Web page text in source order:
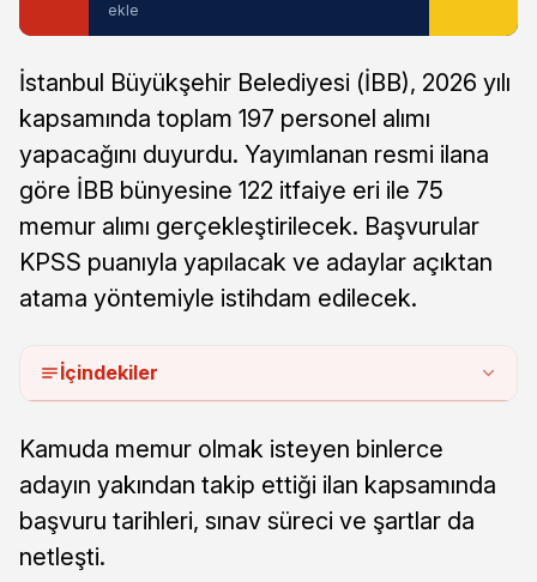
ekle
İstanbul Büyükşehir Belediyesi (İBB), 2026 yılı
kapsamında toplam 197 personel alımı
yapacağını duyurdu. Yayımlanan resmi ilana
göre İBB bünyesine 122 itfaiye eri ile 75
memur alımı gerçekleştirilecek. Başvurular
KPSS puanıyla yapılacak ve adaylar açıktan
atama yöntemiyle istihdam edilecek.
İçindekiler
Kamuda memur olmak isteyen binlerce
adayın yakından takip ettiği ilan kapsamında
başvuru tarihleri, sınav süreci ve şartlar da
netleşti.